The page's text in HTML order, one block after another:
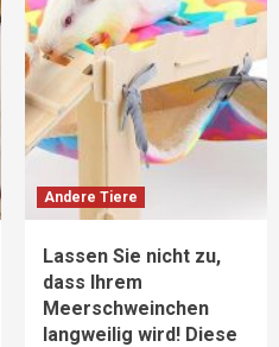
Andere Tiere
Lassen Sie nicht zu,
dass Ihrem
Meerschweinchen
langweilig wird! Diese